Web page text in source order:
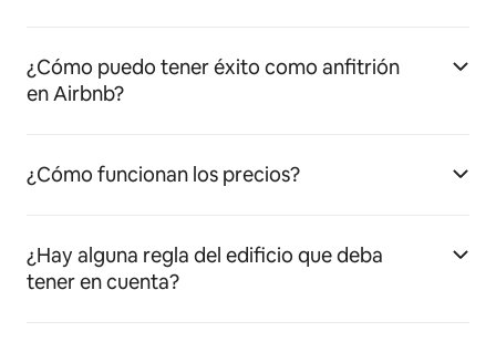
¿Cómo puedo tener éxito como anfitrión
en Airbnb?
¿Cómo funcionan los precios?
¿Hay alguna regla del edificio que deba
tener en cuenta?